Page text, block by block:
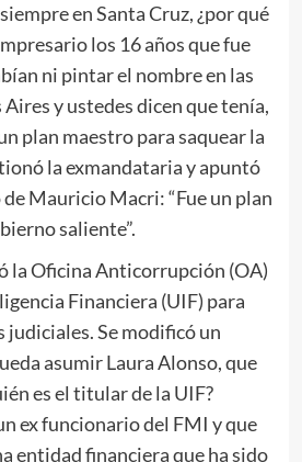
en Santa Cruz, ¿por qué
los 16 años que fue
ni pintar el nombre en las
Aires y ustedes dicen que tenía,
plan maestro para saquear la
la exmandataria y apuntó
Mauricio Macri: “Fue un plan
saliente”.
la Oficina Anticorrupción (OA)
Financiera (UIF) para
judiciales. Se modificó un
asumir Laura Alonso, que
es el titular de la UIF?
ex funcionario del FMI y que
entidad financiera que ha sido